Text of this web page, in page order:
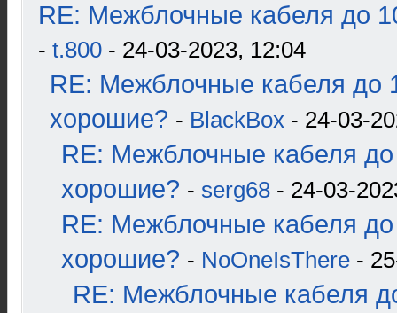
RE: Межблочные кабеля до
- t.800 - 24-03-2023, 12:04
RE: Межблочные кабеля до
хорошие? - BlackBox - 24-03-
RE: Межблочные кабеля до
хорошие? - serg68 - 24-03-
RE: Межблочные кабеля до
хорошие? - NoOneIsThere -
RE: Межблочные кабеля